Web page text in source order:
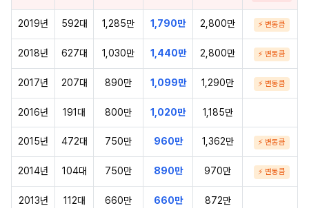
2019년 592대 1,285만 1,790만 2,800만 ⚡ 변동큼
2018년 627대 1,030만 1,440만 2,800만 ⚡ 변동큼
2017년 207대 890만 1,099만 1,290만 ⚡ 변동큼
2016년 191대 800만 1,020만 1,185만
2015년 472대 750만 960만 1,362만 ⚡ 변동큼
2014년 104대 750만 890만 970만 ⚡ 변동큼
2013년 112대 660만 660만 872만